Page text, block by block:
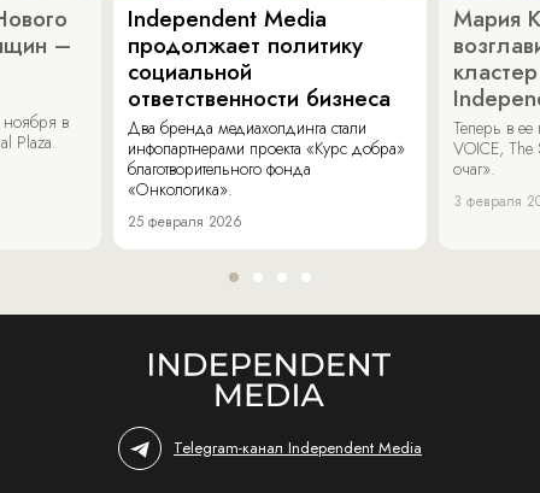
–
ноября в
Plaza.
Independent Media
продолжает политику
социальной
ответственности бизнеса
Два бренда медиахолдинга стали
инфопартнерами проекта «Курс добра»
благотворительного фонда
«Онкологика».
25 февраля 2026
Мария
Теперь в
VOICE,
очаг».
3 февраля
Telegram-канал Independent Media